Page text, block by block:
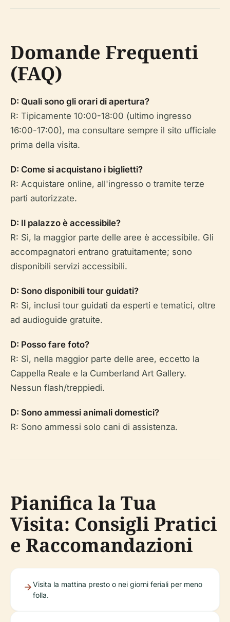
Domande Frequenti
(FAQ)
D: Quali sono gli orari di apertura?
R: Tipicamente 10:00-18:00 (ultimo ingresso
16:00-17:00), ma consultare sempre il sito ufficiale
prima della visita.
D: Come si acquistano i biglietti?
R: Acquistare online, all'ingresso o tramite terze
parti autorizzate.
D: Il palazzo è accessibile?
R: Sì, la maggior parte delle aree è accessibile. Gli
accompagnatori entrano gratuitamente; sono
disponibili servizi accessibili.
D: Sono disponibili tour guidati?
R: Sì, inclusi tour guidati da esperti e tematici, oltre
ad audioguide gratuite.
D: Posso fare foto?
R: Sì, nella maggior parte delle aree, eccetto la
Cappella Reale e la Cumberland Art Gallery.
Nessun flash/treppiedi.
D: Sono ammessi animali domestici?
R: Sono ammessi solo cani di assistenza.
Pianifica la Tua
Visita: Consigli Pratici
e Raccomandazioni
Visita la mattina presto o nei giorni feriali per meno
folla.